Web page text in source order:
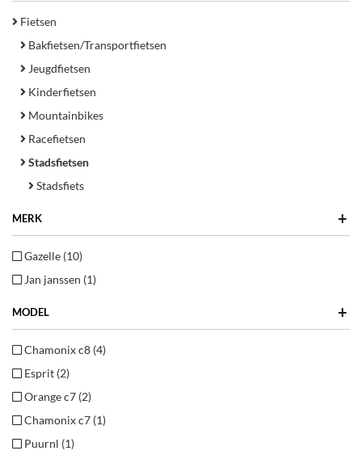
Fietsen
Bakfietsen/Transportfietsen
Jeugdfietsen
Kinderfietsen
Mountainbikes
Racefietsen
Stadsfietsen
Stadsfiets
MERK +
Gazelle (10)
Jan janssen (1)
MODEL +
Chamonix c8 (4)
Esprit (2)
Orange c7 (2)
Chamonix c7 (1)
Puurnl (1)